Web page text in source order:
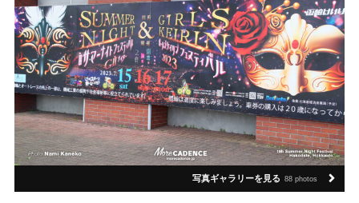
写真ギャラリーを見る 88 photos